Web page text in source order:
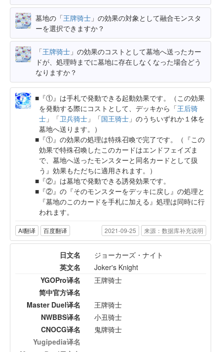
墓地の「王牌骑士 」の効果の対象として融合モンスタ
ーを選択できますか？
「王牌骑士 」の効果のコストとして墓地へ送ったカー
ドが、処理時までに墓地に存在しなくなった場合どう
なりますか？
『①』は手札で発動できる起動効果です。（この効果
を発動する際にコストとして、デッキから「王后骑
士 」「卫兵骑士 」「国王骑士 」のうちいずれか１体を
墓地へ送ります。）
『①』の効果の処理は特殊召喚で完了です。（『この
効果で特殊召喚したこのカードはエンドフェイズま
で、墓地へ送ったモンスターと同名カードとして扱
う』効果もただちに適用されます。）
『②』は墓地で発動できる誘発効果です。
『②』の『そのモンスターをデッキに戻し』の処理と
『墓地のこのカードを手札に加える』処理は同時に行
われます。
AI翻译 百度翻译 2021-09-25 来源：数据库补充说明
日文名
ジョーカーズ・ナイト
英文名
Joker's Knight
YGOPro译名
王牌骑士
简中官方译名
Master Duel译名
王牌骑士
NWBBS译名
小丑骑士
CNOCG译名
鬼牌骑士
Yugipedia译名